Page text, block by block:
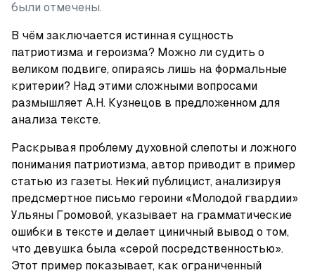
были отмечены.
В чём заключается истинная сущность
патриотизма и героизма? Можно ли судить о
великом подвиге, опираясь лишь на формальные
критерии? Над этими сложными вопросами
размышляет А.Н. Кузнецов в предложенном для
анализа тексте.
Раскрывая проблему духовной слепоты и ложного
понимания патриотизма, автор приводит в пример
статью из газеты. Некий публицист, анализируя
предсмертное письмо героини «Молодой гвардии»
Ульяны Громовой, указывает на грамматические
ошибки в тексте и делает циничный вывод о том,
что девушка была «серой посредственностью».
Этот пример показывает, как ограниченный